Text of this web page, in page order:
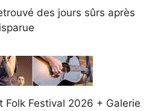
des jours sûrs après
Folk Festival 2026 + Galerie